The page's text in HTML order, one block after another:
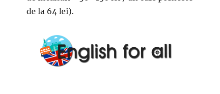
de la 64 lei).